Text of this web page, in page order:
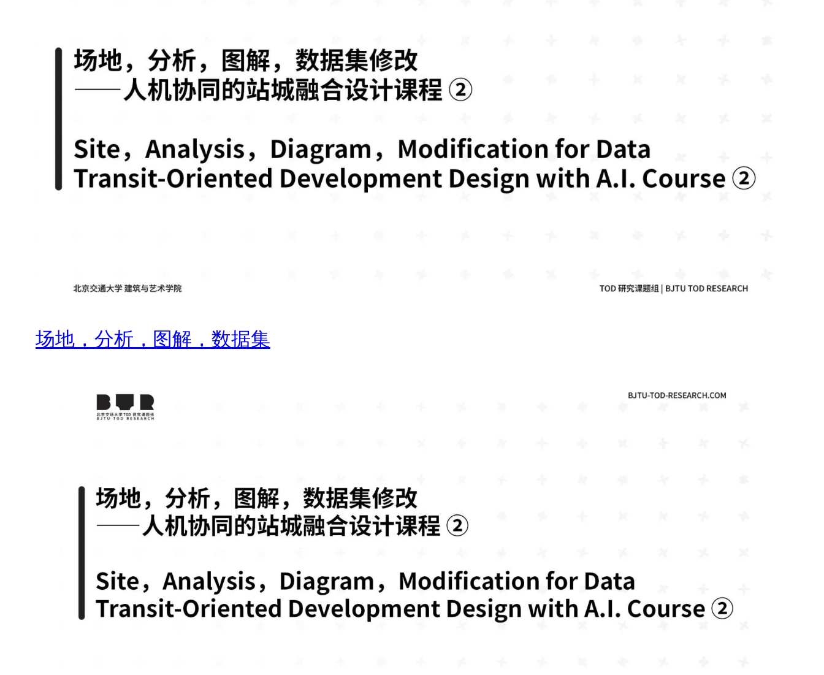
场地，分析，图解，数据集